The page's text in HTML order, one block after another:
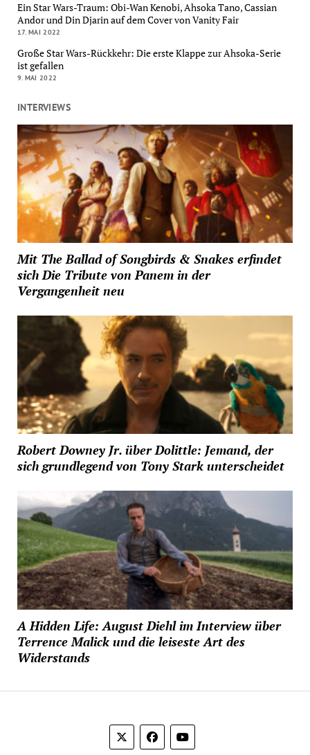
Ein Star Wars-Traum: Obi-Wan Kenobi, Ahsoka Tano, Cassian
Andor und Din Djarin auf dem Cover von Vanity Fair
17. MAI 2022
Große Star Wars-Rückkehr: Die erste Klappe zur Ahsoka-Serie
ist gefallen
9. MAI 2022
INTERVIEWS
Mit The Ballad of Songbirds & Snakes erfindet
sich Die Tribute von Panem in der
Vergangenheit neu
Robert Downey Jr. über Dolittle: Jemand, der
sich grundlegend von Tony Stark unterscheidet
A Hidden Life: August Diehl im Interview über
Terrence Malick und die leiseste Art des
Widerstands